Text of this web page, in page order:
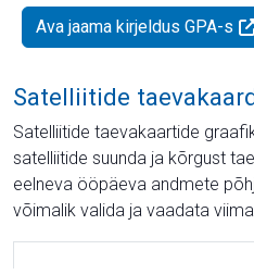
Ava jaama kirjeldus GPA-s
Satelliitide
Satelliitide taevakaartide
satelliitide suunda ja kõrgust
eelneva ööpäeva andmete
võimalik valida ja vaadata